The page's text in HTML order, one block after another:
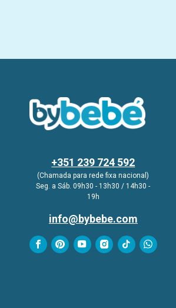
+351 239 724 592
(Chamada para rede fixa nacional)
Seg. a Sáb. 09h30 - 13h30 / 14h30 -
19h
info@bybebe.com